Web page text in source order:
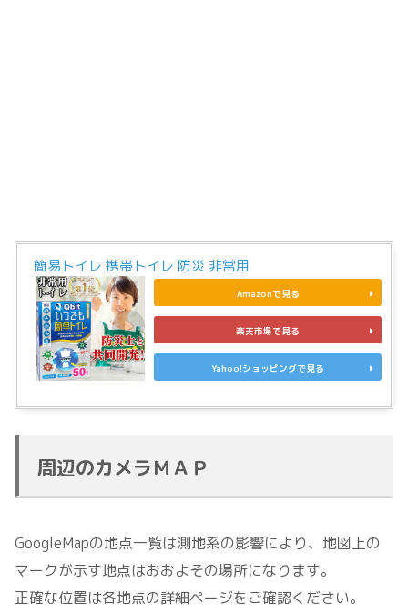
簡易トイレ 携帯トイレ 防災 非常用
Amazonで見る
楽天市場で見る
Yahoo!ショッピングで見る
周辺のカメラＭＡＰ
GoogleMapの地点一覧は測地系の影響により、地図上の
マークが示す地点はおおよその場所になります。
正確な位置は各地点の詳細ページをご確認ください。